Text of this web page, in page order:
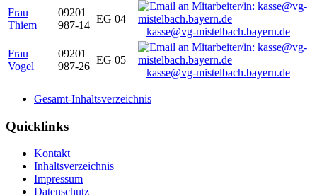
Frau
Thiem
09201
987-14
EG 04
kasse@vg-mistelbach.bayern.de
Frau
Vogel
09201
987-26
EG 05
kasse@vg-mistelbach.bayern.de
Gesamt-Inhaltsverzeichnis
Quicklinks
Kontakt
Inhaltsverzeichnis
Impressum
Datenschutz